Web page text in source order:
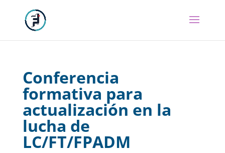
Conferencia
formativa para
actualización en la
lucha de
LC/FT/FPADM